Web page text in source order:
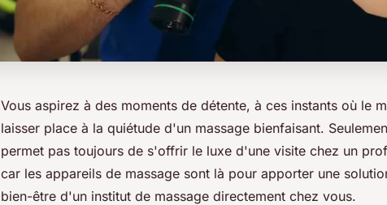
Vous aspirez à des moments de détente, à ces instants où le
laisser place à la quiétude d'un massage bienfaisant.
permet pas toujours de s'offrir le luxe d'une visite chez un
car les appareils de massage sont là pour apporter une
bien-être d'un institut de massage directement chez vous.